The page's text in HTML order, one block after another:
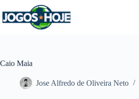
para
o
Caio Maia
Jose Alfredo de Oliveira Neto